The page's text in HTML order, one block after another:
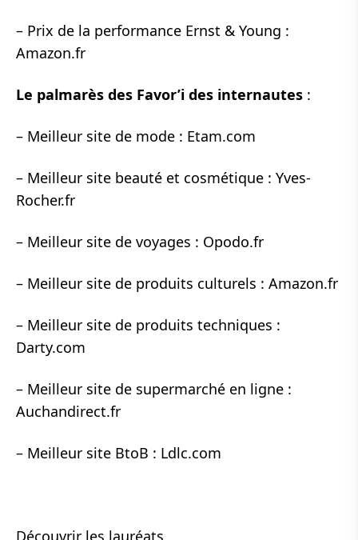
– Prix de la performance Ernst & Young :
Amazon.fr
Le palmarès des Favor’i des internautes :
– Meilleur site de mode : Etam.com
– Meilleur site beauté et cosmétique : Yves-
Rocher.fr
– Meilleur site de voyages : Opodo.fr
– Meilleur site de produits culturels : Amazon.fr
– Meilleur site de produits techniques :
Darty.com
– Meilleur site de supermarché en ligne :
Auchandirect.fr
– Meilleur site BtoB : Ldlc.com